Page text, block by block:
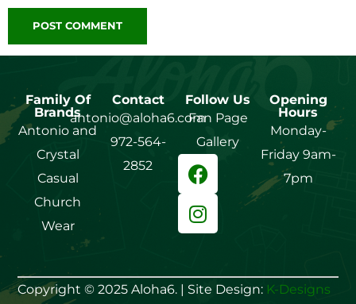
Family Of
Brands
Antonio and
Crystal
Casual
Church
Wear
Contact
antonio@aloha6.com
972-564-
2852
Follow Us
Fan Page
Gallery
Opening
Hours
Monday-
Friday 9am-
7pm
Copyright © 2025 Aloha6. | Site Design: K-Designs